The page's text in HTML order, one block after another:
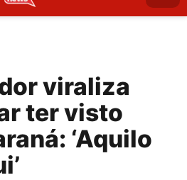
viraliza
ter visto
‘Aquilo